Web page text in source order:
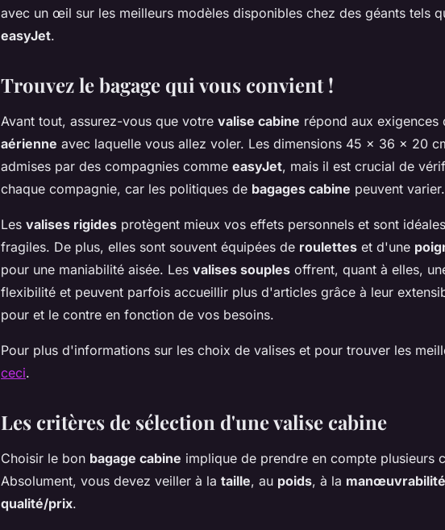
avec un œil sur les meilleurs modèles disponibles chez des géants tels
easyJet.
Trouvez le bagage qui vous convient !
Avant tout, assurez-vous que votre valise cabine répond aux exigences
aérienne avec laquelle vous allez voler. Les dimensions 45 x 36 x 20
admises par des compagnies comme easyJet, mais il est crucial de
chaque compagnie, car les politiques de bagages cabine peuvent varier.
Les valises rigides protègent mieux vos effets personnels et sont
fragiles. De plus, elles sont souvent équipées de roulettes et d'une
pour une maniabilité aisée. Les valises souples offrent, quant à elles,
flexibilité et peuvent parfois accueillir plus d'articles grâce à leur
pour et le contre en fonction de vos besoins.
Pour plus d'informations sur les choix de valises et pour trouver les
ceci.
Les critères de sélection d'une valise cabine
Choisir le bon bagage cabine implique de prendre en compte plusieurs
Absolument, vous devez veiller à la taille, au poids, à la manœuvrabilité
qualité/prix.